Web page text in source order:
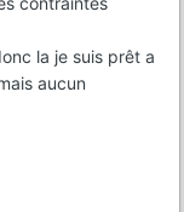
la je suis prêt a
aucun